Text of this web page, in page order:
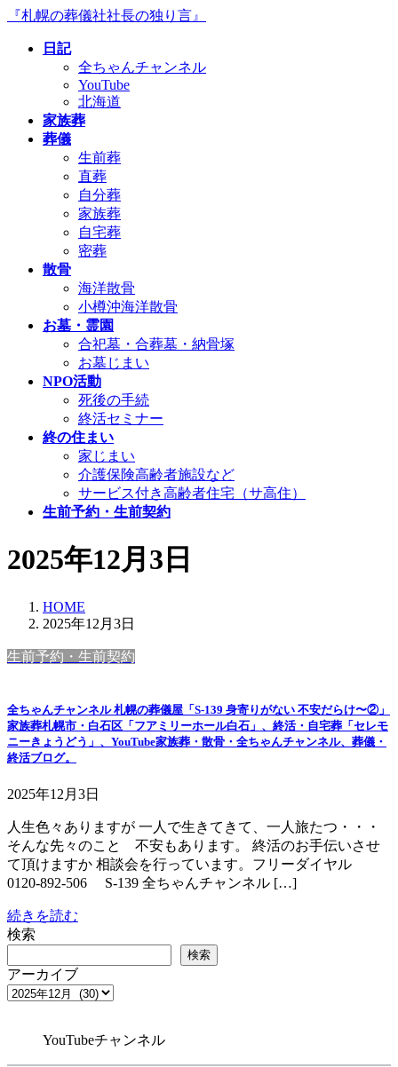
コ
ナ
『札幌の葬儀社社長の独り言』
日記
全ちゃんチャンネル
YouTube
北海道
家族葬
葬儀
生前葬
直葬
自分葬
家族葬
自宅葬
密葬
散骨
海洋散骨
小樽沖海洋散骨
お墓・霊園
合祀墓・合葬墓・納骨塚
お墓じまい
NPO活動
死後の手続
終活セミナー
終の住まい
家じまい
介護保険高齢者施設など
サービス付き高齢者住宅（サ高住）
生前予約・生前契約
2025年12月3日
HOME
2025年12月3日
生前予約・生前契約
全ちゃんチャンネル 札幌の葬儀屋「S-139 身寄りがない 不安だらけ〜②」
家族葬札幌市・白石区「フアミリーホール白石」、終活・自宅葬「セレモ
ニーきょうどう」、YouTube家族葬・散骨・全ちゃんチャンネル、葬儀・
終活ブログ。
2025年12月3日
人生色々ありますが 一人で生きてきて、一人旅たつ・・・
そんな先々のこと 不安もあります。 終活のお手伝いさせ
て頂けますか 相談会を行っています。フリーダイヤル
0120-892-506 S-139 全ちゃんチャンネル […]
続きを読む
検索
検索
アーカイブ
YouTubeチャンネル